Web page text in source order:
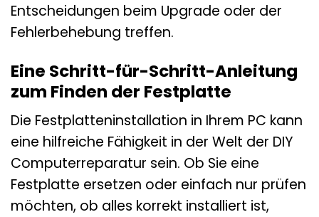
Entscheidungen beim Upgrade oder der
Fehlerbehebung treffen.
Eine Schritt-für-Schritt-Anleitung
zum Finden der Festplatte
Die Festplatteninstallation in Ihrem PC kann
eine hilfreiche Fähigkeit in der Welt der DIY
Computerreparatur sein. Ob Sie eine
Festplatte ersetzen oder einfach nur prüfen
möchten, ob alles korrekt installiert ist,